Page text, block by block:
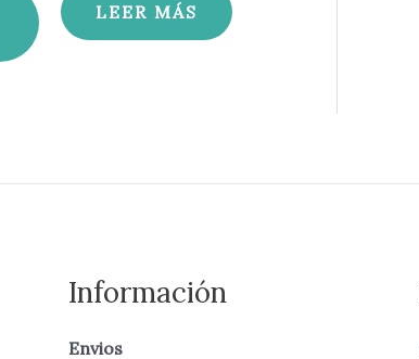
LEER MÁS
Información
Envios